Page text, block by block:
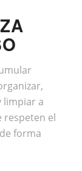
limpiar a
respeten el
forma